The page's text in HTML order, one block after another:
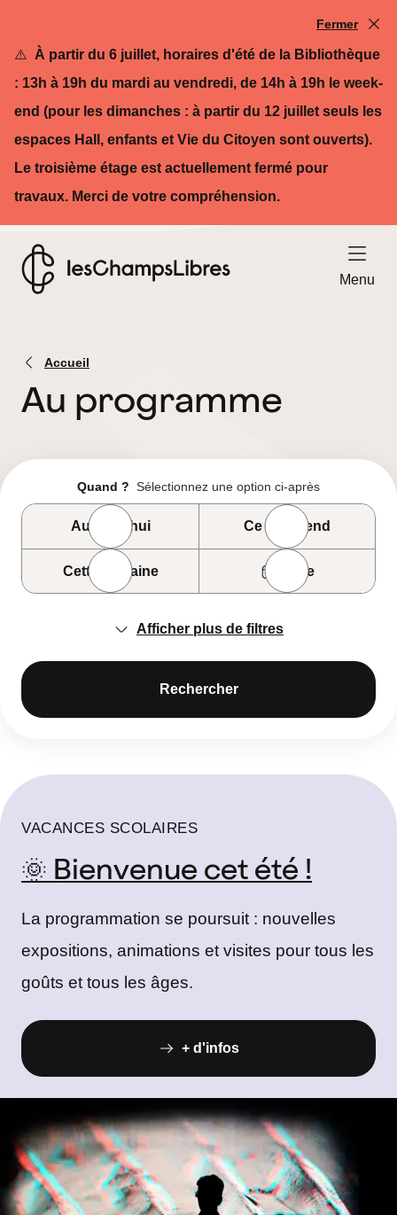
⚠️ À partir du 6 juillet, horaires d'été de la Bibliothèque
: 13h à 19h du mardi au vendredi, de 14h à 19h le week-
end (pour les dimanches : à partir du 12 juillet seuls les
espaces Hall, enfants et Vie du Citoyen sont ouverts).
Le troisième étage est actuellement fermé pour
travaux. Merci de votre compréhension.
Fermer
Ouvrir le
Menu
Accueil
Au programme
Quand ? Sélectionnez une option ci-après
Aujourd’hui Ce week-end
Cette semaine Date
Afficher plus de filtres
Rechercher
🌞 Bienvenue cet été !
VACANCES SCOLAIRES
La programmation se poursuit : nouvelles
expositions, animations et visites pour tous les
goûts et tous les âges.
+ d'infos